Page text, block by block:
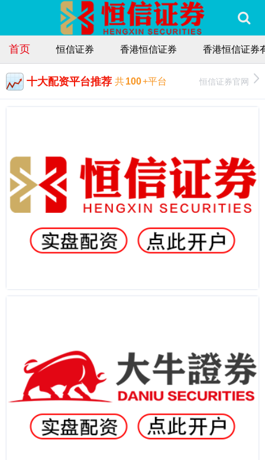
首页 恒信证券 香港恒信证券 香港恒信证券
十大配资平台推荐 共100+平台 恒信证券官网